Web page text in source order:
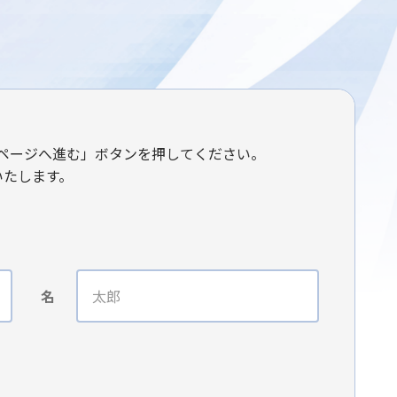
ジへ進む」ボタンを押してください。
します。
名